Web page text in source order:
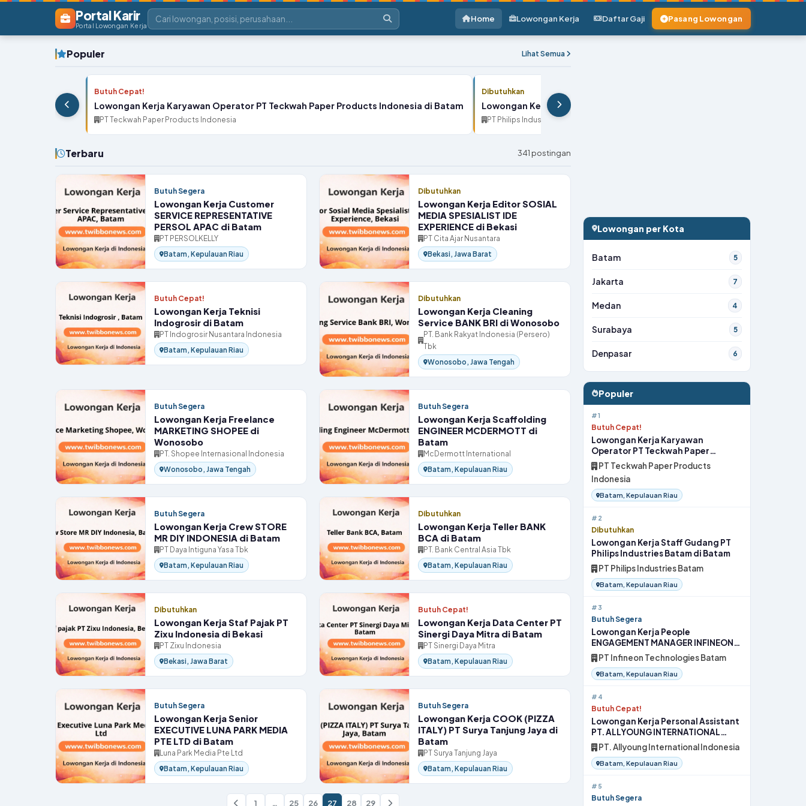
Portal Karir
Portal Lowongan Kerja
Home Lowongan Kerja Daftar Gaji Pasang Lowongan
Populer Lihat Semua
Butuh Cepat!
Lowongan Kerja Karyawan Operator PT Teckwah Paper Products Indonesia di Batam
PT Teckwah Paper Products Indonesia
Dibutuhkan
Lowongan Kerja Staff Gudang PT Philips Industries Batam di Batam
PT Philips Industries Batam
Terbaru 341 postingan
Butuh Segera
Lowongan Kerja Customer
SERVICE REPRESENTATIVE
PERSOL APAC di Batam
PT PERSOLKELLY
Batam, Kepulauan Riau
Dibutuhkan
Lowongan Kerja Editor SOSIAL
MEDIA SPESIALIST IDE
EXPERIENCE di Bekasi
PT Cita Ajar Nusantara
Bekasi, Jawa Barat
Butuh Cepat!
Lowongan Kerja Teknisi
Indogrosir di Batam
PT Indogrosir Nusantara Indonesia
Batam, Kepulauan Riau
Dibutuhkan
Lowongan Kerja Cleaning
Service BANK BRI di Wonosobo
PT. Bank Rakyat Indonesia (Persero)
Tbk
Wonosobo, Jawa Tengah
Butuh Segera
Lowongan Kerja Freelance
MARKETING SHOPEE di
Wonosobo
PT. Shopee Internasional Indonesia
Wonosobo, Jawa Tengah
Butuh Segera
Lowongan Kerja Scaffolding
ENGINEER MCDERMOTT di
Batam
McDermott International
Batam, Kepulauan Riau
Butuh Segera
Lowongan Kerja Crew STORE
MR DIY INDONESIA di Batam
PT Daya Intiguna Yasa Tbk
Batam, Kepulauan Riau
Dibutuhkan
Lowongan Kerja Teller BANK
BCA di Batam
PT. Bank Central Asia Tbk
Batam, Kepulauan Riau
Dibutuhkan
Lowongan Kerja Staf Pajak PT
Zixu Indonesia di Bekasi
PT Zixu Indonesia
Bekasi, Jawa Barat
Butuh Cepat!
Lowongan Kerja Data Center PT
Sinergi Daya Mitra di Batam
PT Sinergi Daya Mitra
Batam, Kepulauan Riau
Butuh Segera
Lowongan Kerja Senior
EXECUTIVE LUNA PARK MEDIA
PTE LTD di Batam
Luna Park Media Pte Ltd
Batam, Kepulauan Riau
Butuh Segera
Lowongan Kerja COOK (PIZZA
ITALY) PT Surya Tanjung Jaya di
Batam
PT Surya Tanjung Jaya
Batam, Kepulauan Riau
1 … 25 26 27 28 29
Lowongan per Kota
Batam 5
Jakarta 7
Medan 4
Surabaya 5
Denpasar 6
Populer
#1
Butuh Cepat!
Lowongan Kerja Karyawan
Operator PT Teckwah Paper
Products Indonesia di Batam
PT Teckwah Paper Products
Indonesia
Batam, Kepulauan Riau
#2
Dibutuhkan
Lowongan Kerja Staff Gudang PT
Philips Industries Batam di Batam
PT Philips Industries Batam
Batam, Kepulauan Riau
#3
Butuh Segera
Lowongan Kerja People
ENGAGEMENT MANAGER INFINEON
TECHNOLOGIES di Batam
PT Infineon Technologies Batam
Batam, Kepulauan Riau
#4
Butuh Cepat!
Lowongan Kerja Personal Assistant
PT. ALLYOUNG INTERNATIONAL
INDONESIA di Batam
PT. Allyoung International Indonesia
Batam, Kepulauan Riau
#5
Butuh Segera